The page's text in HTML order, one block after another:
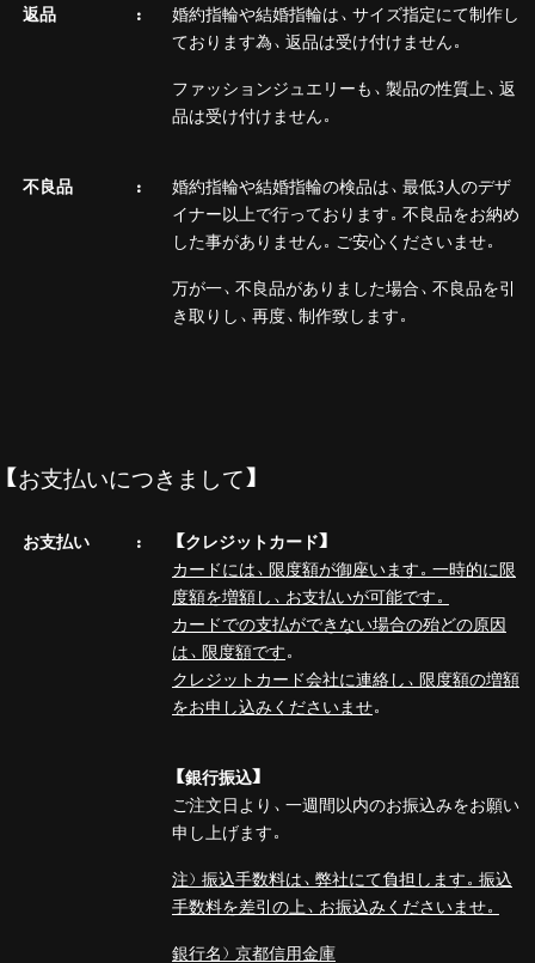
返品
婚約指輪や結婚指輪は、サイズ指定にて制作し
ております為、返品は受け付けません。
ファッションジュエリーも、製品の性質上、返
品は受け付けません。
不良品
婚約指輪や結婚指輪の検品は、最低3人のデザ
イナー以上で行っております。不良品をお納め
した事がありません。ご安心くださいませ。
万が一、不良品がありました場合、不良品を引
き取りし、再度、制作致します。
【お支払いにつきまして】
お支払い
【クレジットカード】
カードには、限度額が御座います。一時的に限
度額を増額し、お支払いが可能です。
カードでの支払ができない場合の殆どの原因
は、限度額です。
クレジットカード会社に連絡し、限度額の増額
をお申し込みくださいませ。
【銀行振込】
ご注文日より、一週間以内のお振込みをお願い
申し上げます。
注）振込手数料は、弊社にて負担します。振込
手数料を差引の上、お振込みくださいませ。
銀行名）京都信用金庫